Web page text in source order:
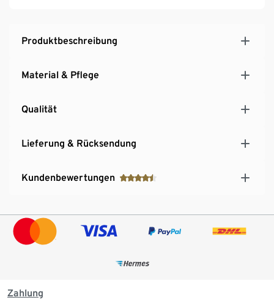
Produktbeschreibung
Material & Pflege
Qualität
Lieferung & Rücksendung
Kundenbewertungen
Zahlung